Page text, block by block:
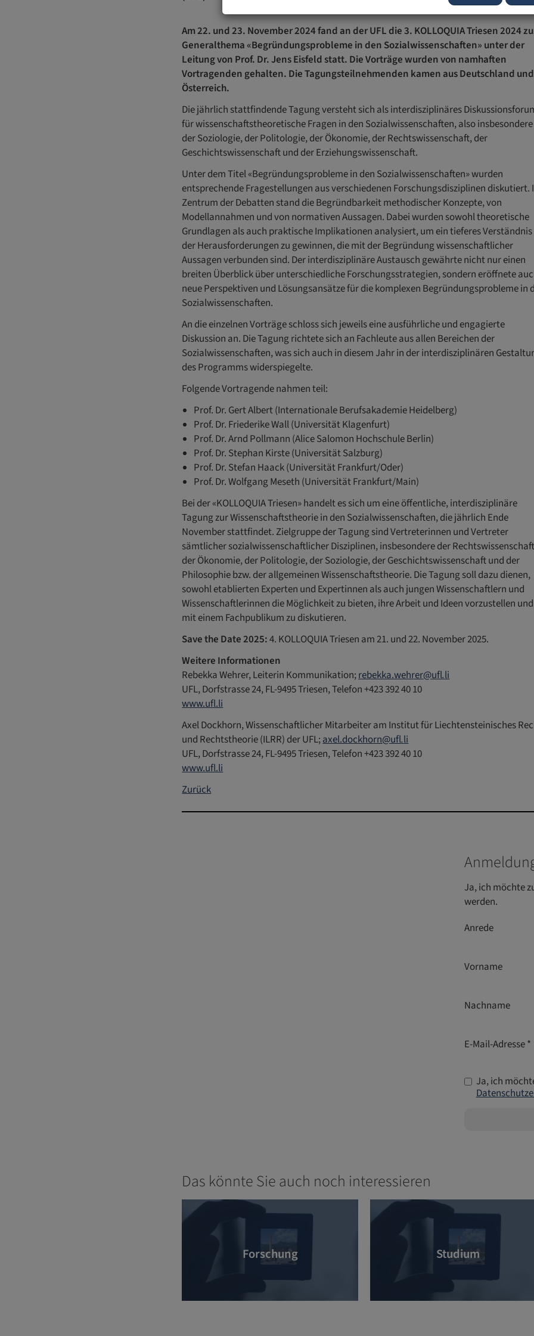
Am 22. und 23. November 2024 fand an der UFL die 3. KOLLOQUIA Triesen 2024
Generalthema «Begründungsprobleme in den Sozialwissenschaften» unter der
Leitung von Prof. Dr. Jens Eisfeld statt. Die Vorträge wurden von namhaften
Vortragenden gehalten. Die Tagungsteilnehmenden kamen aus Deutschland und
Österreich.
Die jährlich stattfindende Tagung versteht sich als interdisziplinäres
für wissenschaftstheoretische Fragen in den Sozialwissenschaften, also
der Soziologie, der Politologie, der Ökonomie, der Rechtswissenschaft, der
Geschichtswissenschaft und der Erziehungswissenschaft.
Unter dem Titel «Begründungsprobleme in den Sozialwissenschaften» wurden
entsprechende Fragestellungen aus verschiedenen Forschungsdisziplinen diskutiert.
Zentrum der Debatten stand die Begründbarkeit methodischer Konzepte, von
Modellannahmen und von normativen Aussagen. Dabei wurden sowohl theoretische
Grundlagen als auch praktische Implikationen analysiert, um ein tieferes Verständnis
der Herausforderungen zu gewinnen, die mit der Begründung wissenschaftlicher
Aussagen verbunden sind. Der interdisziplinäre Austausch gewährte nicht nur einen
breiten Überblick über unterschiedliche Forschungsstrategien, sondern eröffnete
neue Perspektiven und Lösungsansätze für die komplexen Begründungsprobleme in
Sozialwissenschaften.
An die einzelnen Vorträge schloss sich jeweils eine ausführliche und engagierte
Diskussion an. Die Tagung richtete sich an Fachleute aus allen Bereichen der
Sozialwissenschaften, was sich auch in diesem Jahr in der interdisziplinären
des Programms widerspiegelte.
Folgende Vortragende nahmen teil:
Prof. Dr. Gert Albert (Internationale Berufsakademie Heidelberg)
Prof. Dr. Friederike Wall (Universität Klagenfurt)
Prof. Dr. Arnd Pollmann (Alice Salomon Hochschule Berlin)
Prof. Dr. Stephan Kirste (Universität Salzburg)
Prof. Dr. Stefan Haack (Universität Frankfurt/Oder)
Prof. Dr. Wolfgang Meseth (Universität Frankfurt/Main)
Bei der «KOLLOQUIA Triesen» handelt es sich um eine öffentliche, interdisziplinäre
Tagung zur Wissenschaftstheorie in den Sozialwissenschaften, die jährlich Ende
November stattfindet. Zielgruppe der Tagung sind Vertreterinnen und Vertreter
sämtlicher sozialwissenschaftlicher Disziplinen, insbesondere der
der Ökonomie, der Politologie, der Soziologie, der Geschichtswissenschaft und der
Philosophie bzw. der allgemeinen Wissenschaftstheorie. Die Tagung soll dazu dienen,
sowohl etablierten Experten und Expertinnen als auch jungen Wissenschaftlern und
Wissenschaftlerinnen die Möglichkeit zu bieten, ihre Arbeit und Ideen vorzustellen und
mit einem Fachpublikum zu diskutieren.
Save the Date 2025:4. KOLLOQUIA Triesen am 21. und 22. November 2025.
Weitere Informationen
Rebekka Wehrer, Leiterin Kommunikation;rebekka.wehrer@ufl.li
UFL, Dorfstrasse 24, FL-9495 Triesen, Telefon +423 392 40 10
www.ufl.li
Axel Dockhorn, Wissenschaftlicher Mitarbeiter am Institut für Liechtensteinisches
und Rechtstheorie (ILRR) der UFL;axel.dockhorn@ufl.li
UFL, Dorfstrasse 24, FL-9495 Triesen, Telefon +423 392 40 10
www.ufl.li
Zurück
Ja, ich möchte
werden.
Anrede
Vorname
Nachname
E-Mail-Adresse *
Ja, ich
Das könnte Sie auch noch interessieren
Forschung Studium